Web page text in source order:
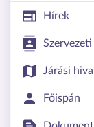
Hírek
Szervezeti
Járási
Főispán